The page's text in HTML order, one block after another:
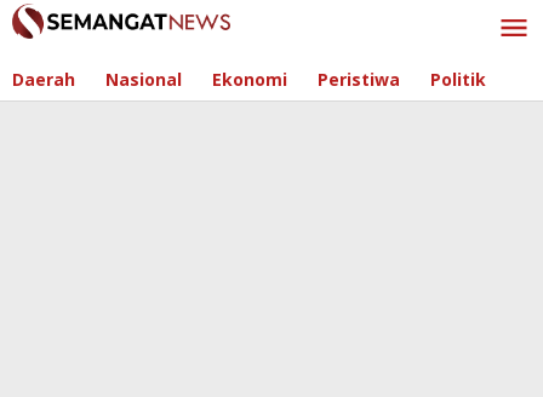
Skip
to
Daerah Nasional Ekonomi Peristiwa Politik